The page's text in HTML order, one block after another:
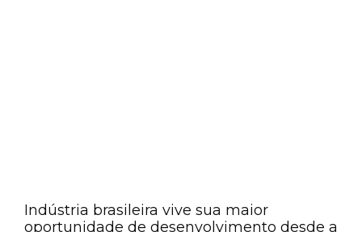
Indústria brasileira vive sua maior
oportunidade de desenvolvimento desde a